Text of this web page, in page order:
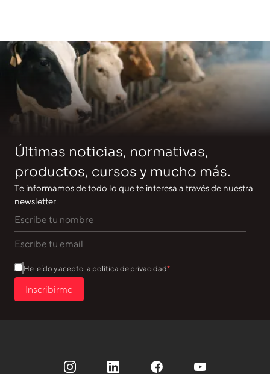
Últimas noticias, normativas,
productos, cursos y mucho más.
Te informamos de todo lo que te interesa a través de nuestra
newsletter.
He leído y acepto la política de privacidad
Inscribirme